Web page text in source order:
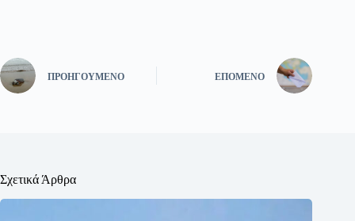
ΠΡΟΗΓΟΎΜΕΝΟ ΕΠΌΜΕΝΟ
Σχετικά Άρθρα